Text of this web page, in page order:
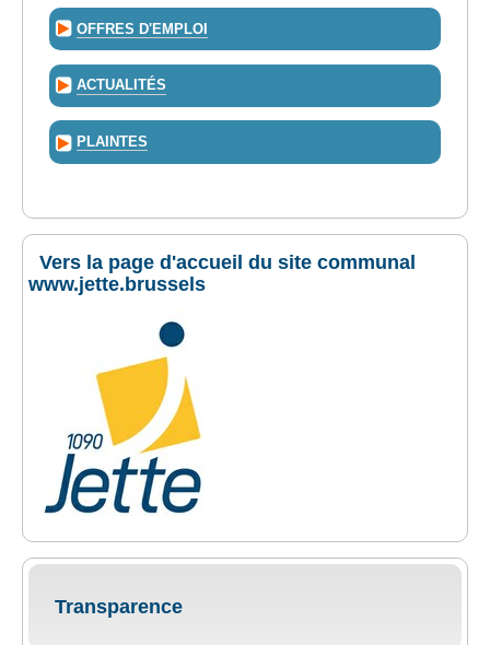
OFFRES D'EMPLOI
ACTUALITÉS
PLAINTES
Vers la page d'accueil du site communal
www.jette.brussels
Transparence